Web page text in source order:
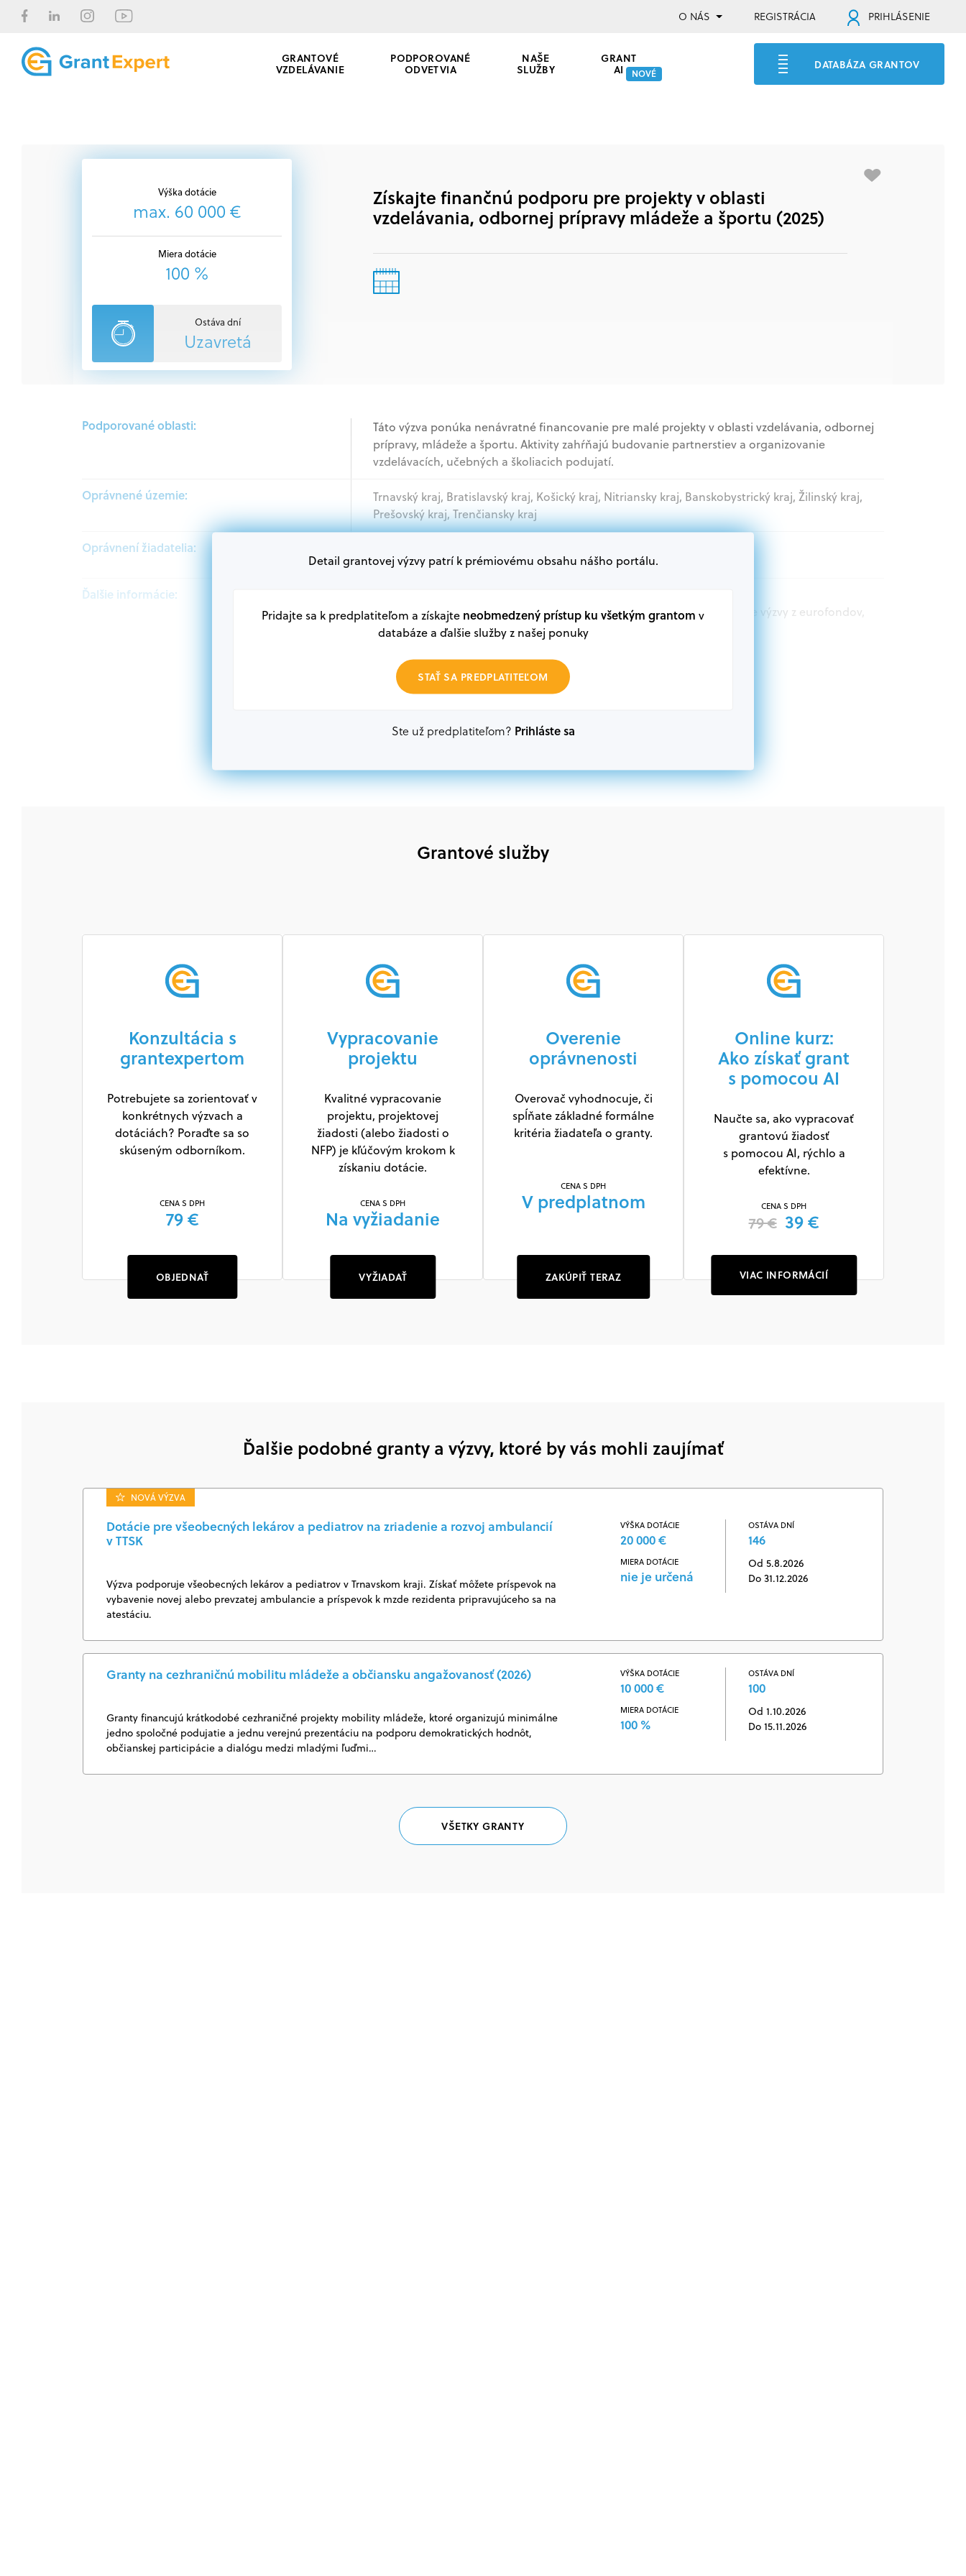
O NÁS REGISTRÁCIA PRIHLÁSENIE
GRANTOVÉ
VZDELÁVANIE
PODPOROVANÉ
ODVETVIA
NAŠE
SLUŽBY
GRANT
AI NOVÉ
DATABÁZA GRANTOV
Výška dotácie
max. 60 000 €
Miera dotácie
100 %
Ostáva dní
Uzavretá
Získajte finančnú podporu pre projekty v oblasti
vzdelávania, odbornej prípravy mládeže a športu (2025)
Podporované oblasti:
Táto výzva ponúka nenávratné financovanie pre malé projekty v oblasti vzdelávania, odbornej
prípravy, mládeže a športu. Aktivity zahŕňajú budovanie partnerstiev a organizovanie
vzdelávacích, učebných a školiacich podujatí.
Oprávnené územie:
Trnavský kraj, Bratislavský kraj, Košický kraj, Nitriansky kraj, Banskobystrický kraj, Žilinský kraj,
Prešovský kraj, Trenčiansky kraj
Oprávnení žiadatelia:
Akademický sektor, Podnikatelia, Samospráva, Mimovládne organizácie
Ďalšie informácie:
V databáze grantov a dotácií na portáli Grantexpert.sk nájdete aktuálne výzvy z eurofondov,
plánu obnovy a ďalších zdrojov.
Oprávnení partneri:
Akákoľvek právnická osoba, t. j. verejný alebo súkromný subjekt, komerčný alebo nekomerčný,
ako aj mimovládne organizácie zriadené ako právnická osoba v Nórsku alebo na Slovensku,
prispievajúca k implementácii projektu
Detail grantovej výzvy patrí k prémiovému obsahu nášho portálu.
Pridajte sa k predplatiteľom a získajte neobmedzený prístup ku všetkým grantom v
databáze a ďalšie služby z našej ponuky
STAŤ SA PREDPLATITEĽOM
Ste už predplatiteľom? Prihláste sa
Grantové služby
Konzultácia s
grantexpertom
Potrebujete sa zorientovať v
konkrétnych výzvach a
dotáciách? Poraďte sa so
skúseným odborníkom.
CENA S DPH
79 €
OBJEDNAŤ
Vypracovanie
projektu
Kvalitné vypracovanie
projektu, projektovej
žiadosti (alebo žiadosti o
NFP) je kľúčovým krokom k
získaniu dotácie.
CENA S DPH
Na vyžiadanie
VYŽIADAŤ
Overenie
oprávnenosti
Overovač vyhodnocuje, či
spĺňate základné formálne
kritéria žiadateľa o granty.
CENA S DPH
V predplatnom
ZAKÚPIŤ TERAZ
Online kurz:
Ako získať grant
s pomocou AI
Naučte sa, ako vypracovať
grantovú žiadosť
s pomocou AI, rýchlo a
efektívne.
CENA S DPH
79 € 39 €
VIAC INFORMÁCIÍ
Ďalšie podobné granty a výzvy, ktoré by vás mohli zaujímať
NOVÁ VÝZVA
Dotácie pre všeobecných lekárov a pediatrov na zriadenie a rozvoj ambulancií
v TTSK
Výzva podporuje všeobecných lekárov a pediatrov v Trnavskom kraji. Získať môžete príspevok na
vybavenie novej alebo prevzatej ambulancie a príspevok k mzde rezidenta pripravujúceho sa na
atestáciu.
VÝŠKA DOTÁCIE
20 000 €
MIERA DOTÁCIE
nie je určená
OSTÁVA DNÍ
146
Od 5.8.2026
Do 31.12.2026
Granty na cezhraničnú mobilitu mládeže a občiansku angažovanosť (2026)
Granty financujú krátkodobé cezhraničné projekty mobility mládeže, ktoré organizujú minimálne
jedno spoločné podujatie a jednu verejnú prezentáciu na podporu demokratických hodnôt,
občianskej participácie a dialógu medzi mladými ľuďmi…
VÝŠKA DOTÁCIE
10 000 €
MIERA DOTÁCIE
100 %
OSTÁVA DNÍ
100
Od 1.10.2026
Do 15.11.2026
VŠETKY GRANTY